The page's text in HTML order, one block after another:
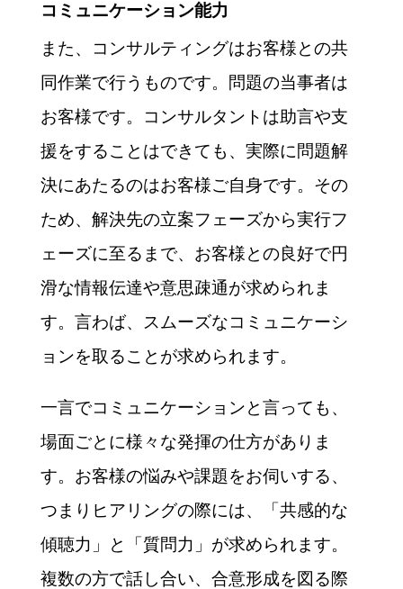
コミュニケーション能力
また、コンサルティングはお客様との共
同作業で行うものです。問題の当事者は
お客様です。コンサルタントは助言や支
援をすることはできても、実際に問題解
決にあたるのはお客様ご自身です。その
ため、解決先の立案フェーズから実行フ
ェーズに至るまで、お客様との良好で円
滑な情報伝達や意思疎通が求められま
す。言わば、スムーズなコミュニケーシ
ョンを取ることが求められます。
一言でコミュニケーションと言っても、
場面ごとに様々な発揮の仕方がありま
す。お客様の悩みや課題をお伺いする、
つまりヒアリングの際には、「共感的な
傾聴力」と「質問力」が求められます。
複数の方で話し合い、合意形成を図る際